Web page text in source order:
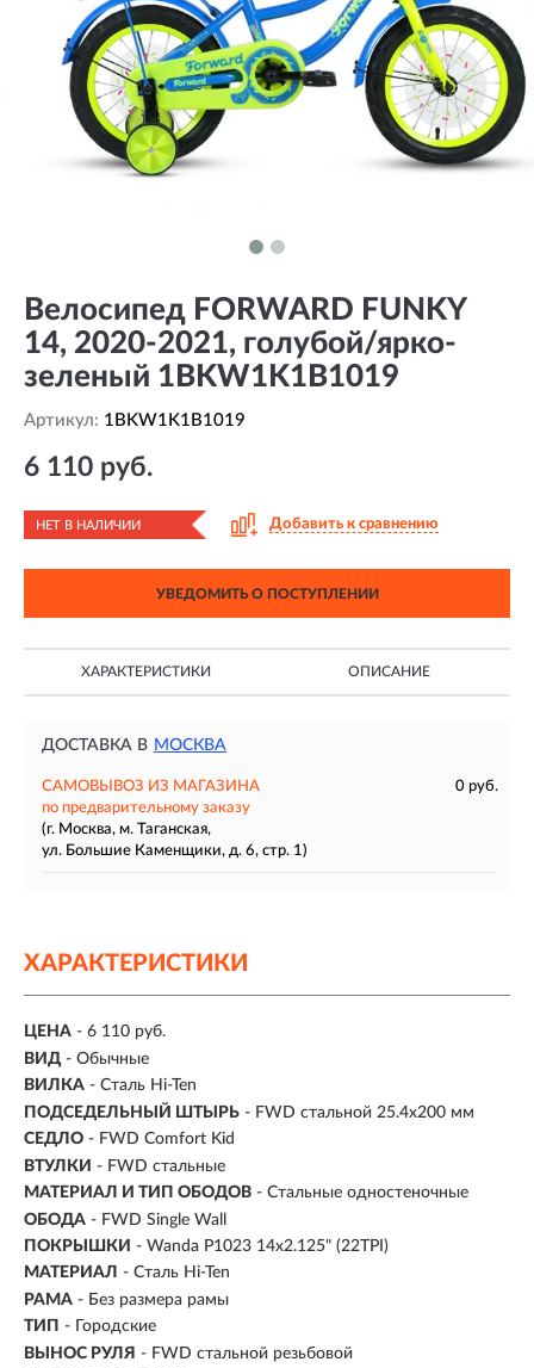
Велосипед FORWARD FUNKY
14, 2020-2021, голубой/ярко-
зеленый 1BKW1K1B1019
Артикул: 1BKW1K1B1019
6 110 руб.
НЕТ В НАЛИЧИИ Добавить к сравнению
УВЕДОМИТЬ О ПОСТУПЛЕНИИ
ХАРАКТЕРИСТИКИ ОПИСАНИЕ
ДОСТАВКА В МОСКВА
САМОВЫВОЗ ИЗ МАГАЗИНА
0 руб.
по предварительному заказу
(г. Москва, м. Таганская,
ул. Большие Каменщики, д. 6, стр. 1)
ХАРАКТЕРИСТИКИ
ЦЕНА - 6 110 руб.
ВИД - Обычные
ВИЛКА - Сталь Hi-Ten
ПОДСЕДЕЛЬНЫЙ ШТЫРЬ - FWD стальной 25.4x200 мм
СЕДЛО - FWD Comfort Kid
ВТУЛКИ - FWD стальные
МАТЕРИАЛ И ТИП ОБОДОВ - Стальные одностеночные
ОБОДА - FWD Single Wall
ПОКРЫШКИ - Wanda P1023 14x2.125" (22TPI)
МАТЕРИАЛ - Сталь Hi-Ten
РАМА - Без размера рамы
ТИП -
Городские
ВЫНОС РУЛЯ - FWD стальной резьбовой